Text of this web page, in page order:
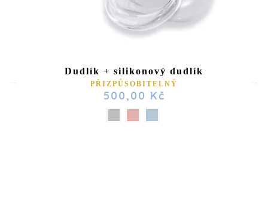
Dudlík + silikonový dudlík
PŘIZPŮSOBITELNÝ
500,00 Kč